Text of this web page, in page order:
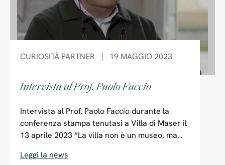
CURIOSITÀ PARTNER 19 MAGGIO 2023
Intervista al Prof. Paolo Faccio
Intervista al Prof. Paolo Faccio durante la
conferenza stampa tenutasi a Villa di Maser il
13 aprile 2023 “La villa non è un museo, ma
vitale della Villa di Maser è l’acqua e il suo
Leggi la news